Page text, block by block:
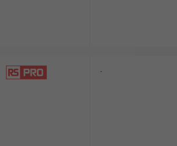
通システムなどで
支えることがで
-